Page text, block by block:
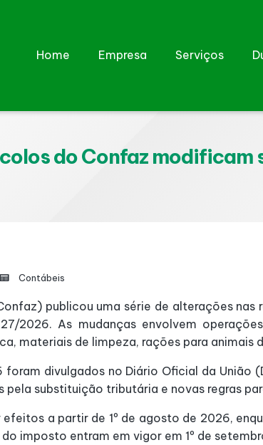
Home Empresa Serviços
do Confaz
Contábeis
publicou uma série de alterações
2026. As mudanças envolvem
materiais de limpeza, rações para animais
divulgados no Diário Oficial da União
substituição tributária e novas regras
a partir de 1º de agosto de 2026,
imposto entram em vigor em 1º de